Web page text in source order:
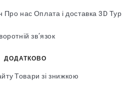
Про нас Оплата і доставка 3D Тур
зв’язок
ДОДАТКОВО
Товари зі знижкою